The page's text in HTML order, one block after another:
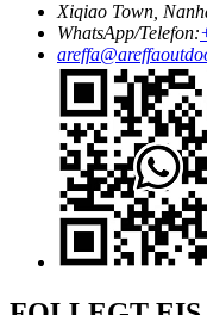
Xiqiao Town,
WhatsApp/Telefon: